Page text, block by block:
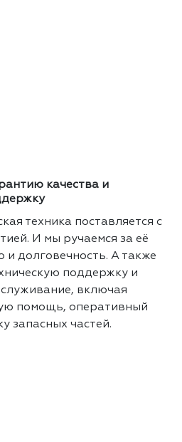
качества и
техника поставляется с
И мы ручаемся за её
и долговечность. А также
поддержку и
включая
помощь, оперативный
запасных частей.